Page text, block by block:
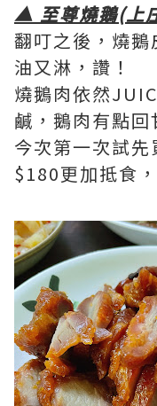
▲ 至尊燒鵝(上
翻叮之後，燒
油又淋，讚！
燒鵝肉依然
鹹，鵝肉有點回
今次第一次試
$180更加抵食